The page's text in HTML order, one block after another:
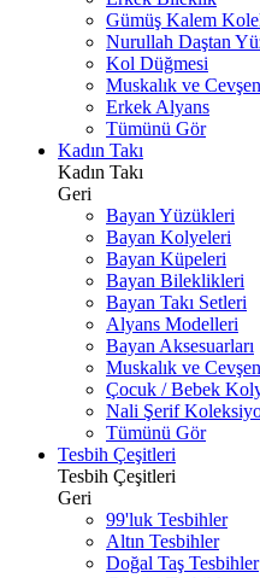
Gümüş Kalem
Nurullah Daştan
Kol Düğmesi
Muskalık ve Cevşen
Erkek Alyans
Tümünü Gör
Kadın Takı
Kadın Takı
Geri
Bayan Yüzükleri
Bayan Kolyeleri
Bayan Küpeleri
Bayan Bileklikleri
Bayan Takı Setleri
Alyans Modelleri
Bayan Aksesuarları
Muskalık ve Cevşen
Çocuk / Bebek
Nali Şerif
Tümünü Gör
Tesbih Çeşitleri
Tesbih Çeşitleri
Geri
99'luk Tesbihler
Altın Tesbihler
Doğal Taş Tesbihler